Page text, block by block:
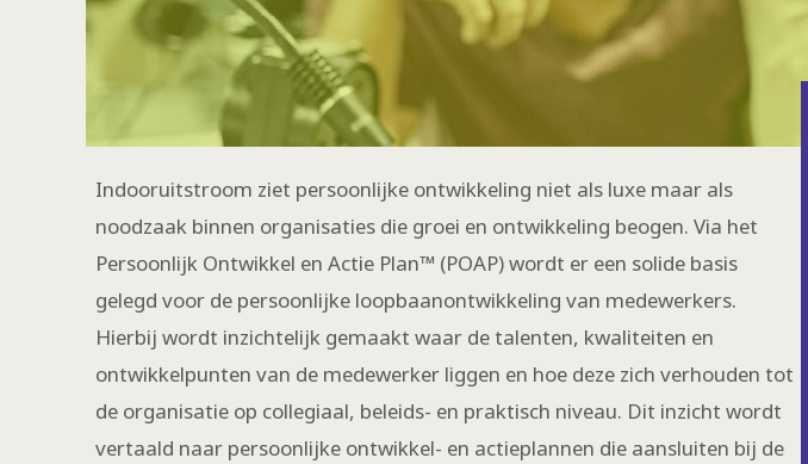
Indooruitstroom ziet persoonlijke ontwikkeling niet als luxe maar als
noodzaak binnen organisaties die groei en ontwikkeling beogen. Via het
Persoonlijk Ontwikkel en Actie Plan™ (POAP) wordt er een solide basis
gelegd voor de persoonlijke loopbaanontwikkeling van medewerkers.
Hierbij wordt inzichtelijk gemaakt waar de talenten, kwaliteiten en
ontwikkelpunten van de medewerker liggen en hoe deze zich verhouden tot
de organisatie op collegiaal, beleids- en praktisch niveau. Dit inzicht wordt
vertaald naar persoonlijke ontwikkel- en actieplannen die aansluiten bij de